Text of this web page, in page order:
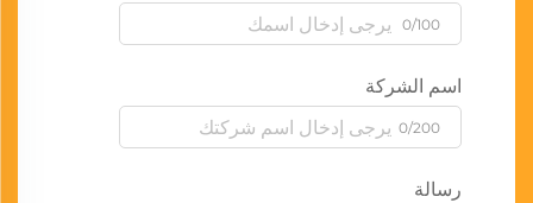
0/100
اسم الشركة
0/200
رسالة